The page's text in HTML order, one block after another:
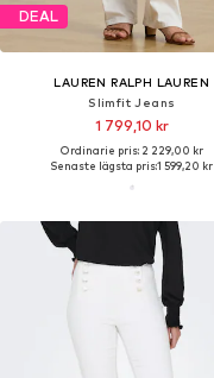
DEAL
LAUREN RALPH LAUREN
Slimfit Jeans
1 799,10 kr
Ordinarie pris: 2 229,00 kr
Senaste lägsta pris:1 599,20 kr